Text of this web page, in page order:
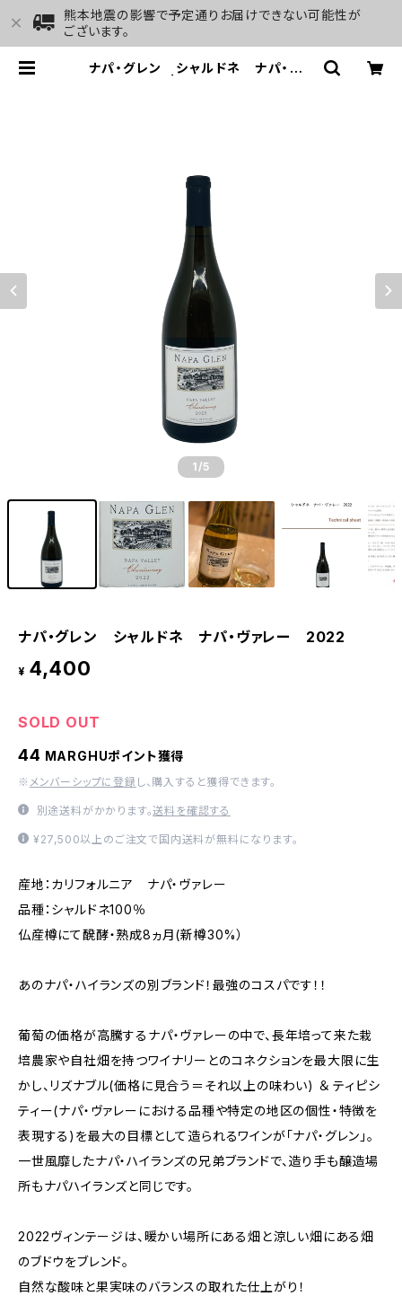
熊本地震の影響で予定通りお届けできない可能性が
ございます。
ナパ・グレン シャルドネ ナパ・ヴァ
1 /5
ナパ・グレン シャルドネ ナパ・ヴァレー 2022
¥ 4,400
SOLD OUT
44 MARGHUポイント獲得
※ メンバーシップに登録 し、購入すると獲得できます。
別途送料がかかります。送料を確認する
¥27,500以上のご注文で国内送料が無料になります。
産地：カリフォルニア ナパ・ヴァレー
品種：シャルドネ100％
仏産樽にて醗酵・熟成8ヵ月(新樽30%）
あのナパ・ハイランズの別ブランド！最強のコスパです！！
葡萄の価格が高騰するナパ・ヴァレーの中で、長年培って来た栽
培農家や自社畑を持つワイナリーとのコネクションを最大限に生
かし、リズナブル(価格に見合う＝それ以上の味わい) ＆ ティピシ
ティー(ナパ・ヴァレーにおける品種や特定の地区の個性・特徴を
表現する)を最大の目標として造られるワインが「ナパ・グレン」。
一世風靡したナパ・ハイランズの兄弟ブランドで、造り手も醸造場
所もナパハイランズと同じです。
2022ヴィンテージは、暖かい場所にある畑と涼しい畑にある畑
のブドウをブレンド。
自然な酸味と果実味のバランスの取れた仕上がり！